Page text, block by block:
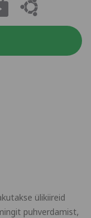
ülikiireid
puhverdamist,